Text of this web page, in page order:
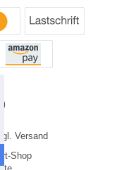
Versand
Shop